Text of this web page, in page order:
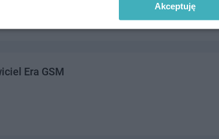
Era GSM
Akceptuję